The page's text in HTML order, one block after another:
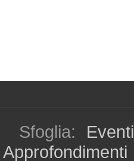
Sfoglia: Eventi
Approfondimenti